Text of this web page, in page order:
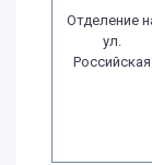
Отделение
ул.
Российская